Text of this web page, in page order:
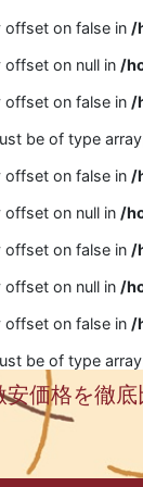
offset on false in /
offset on null in /
offset on false in /
be of type
offset on false in /
offset on null in /
offset on false in /
offset on null in /
offset on false in /
be of type
安価格を徹底